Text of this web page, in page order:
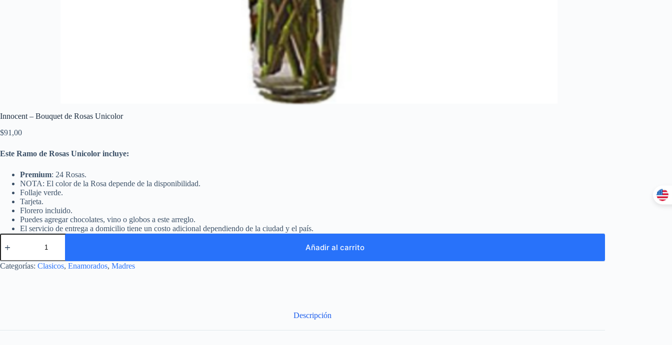
Innocent – Bouquet de Rosas Unicolor
$91,00
Este Ramo de Rosas Unicolor incluye:
Premium: 24 Rosas.
NOTA: El color de la Rosa depende de la disponibilidad.
Follaje verde.
Tarjeta.
Florero incluido.
Puedes agregar chocolates, vino o globos a este arreglo.
El servicio de entrega a domicilio tiene un costo adicional dependiendo de la ciudad y el país.
Añadir al carrito
Categorías: Clasicos, Enamorados, Madres
Descripción